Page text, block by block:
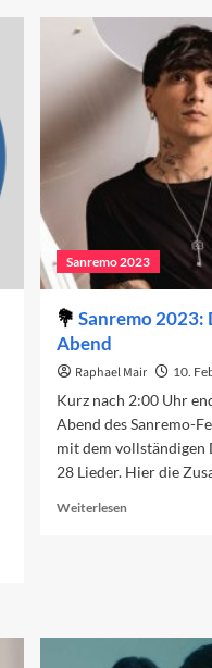
2023:
vierte
Abend
Sanremo 2023
Sanremo
Abend
Raphael Mair 10.
Kurz nach 2:00 Uhr
Abend des Sanremo-
mit dem
28 Lieder. Hier die
Weiterlesen